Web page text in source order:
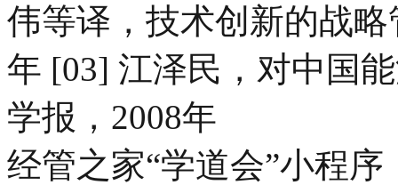
伟等译，技术创新的战
年 [03] 江泽民，对中国
学报，2008年
经管之家“学道会”小程序